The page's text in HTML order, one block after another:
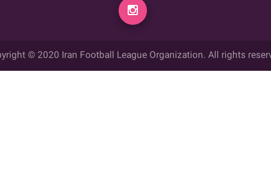
© 2020 Iran Football League Organization. All rights